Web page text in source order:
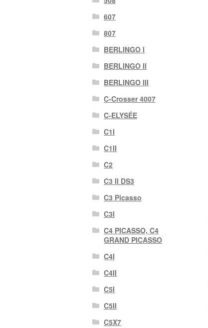
607
807
BERLINGO I
BERLINGO II
BERLINGO III
C-Crosser 4007
C-ELYSÉE
C1I
C1II
C2
C3 II DS3
C3 Picasso
C3I
C4 PICASSO, C4
GRAND PICASSO
C4I
C4II
C5I
C5II
C5X7